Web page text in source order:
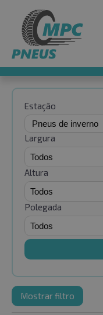
Estação
Largura
Altura
Polegada
Mostrar filtro